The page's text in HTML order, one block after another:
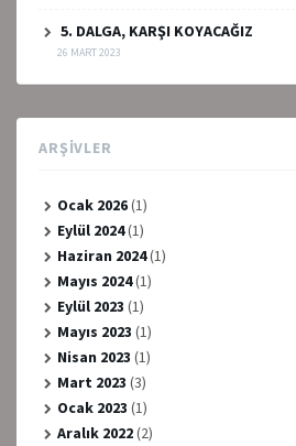
5. DALGA, KARŞI KOYACAĞIZ
26 MART 2023
ARŞIVLER
Ocak 2026(1)
Eylül 2024(1)
Haziran 2024(1)
Mayıs 2024(1)
Eylül 2023 (1)
Mayıs 2023 (1)
Nisan 2023 (1)
Mart 2023 (3)
Ocak 2023 (1)
Aralık 2022(2)